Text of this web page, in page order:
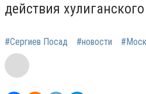
действия
#Сергиев Посад #новости